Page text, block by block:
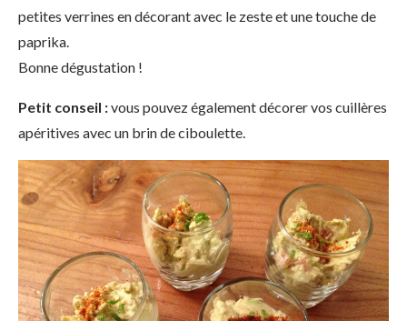
petites verrines en décorant avec le zeste et une touche de
paprika.
Bonne dégustation !
Petit conseil :vous pouvez également décorer vos cuillères
apéritives avec un brin de ciboulette.